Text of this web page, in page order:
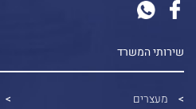
שירותי המשרד
מעצרים